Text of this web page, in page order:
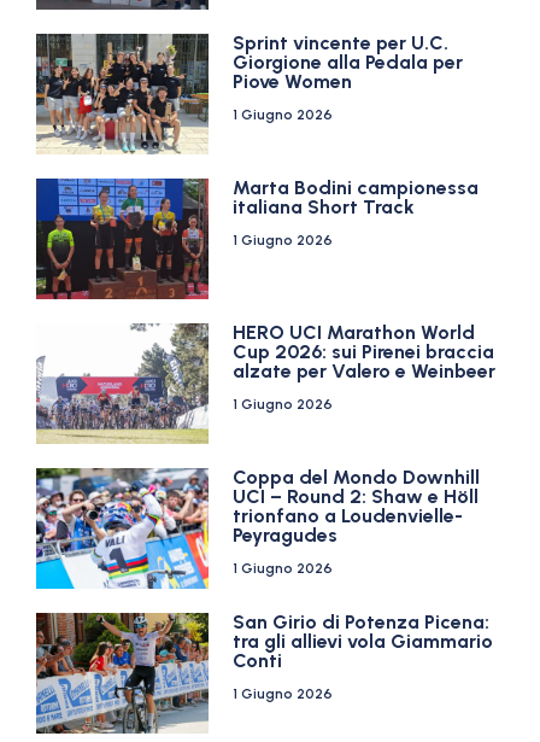
Sprint vincente per U.C.
Giorgione alla Pedala per
Piove Women
1 Giugno 2026
Marta Bodini campionessa
italiana Short Track
1 Giugno 2026
HERO UCI Marathon World
Cup 2026: sui Pirenei braccia
alzate per Valero e Weinbeer
1 Giugno 2026
Coppa del Mondo Downhill
UCI – Round 2: Shaw e Höll
trionfano a Loudenvielle-
Peyragudes
1 Giugno 2026
San Girio di Potenza Picena:
tra gli allievi vola Giammario
Conti
1 Giugno 2026